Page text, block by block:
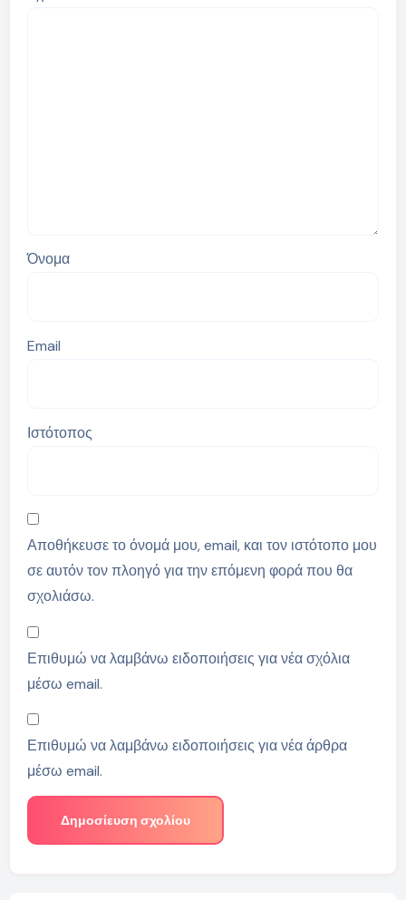
Όνομα
Email
Ιστότοπος
Αποθήκευσε το όνομά μου, email, και τον ιστότοπο μου
σε αυτόν τον πλοηγό για την επόμενη φορά που θα
σχολιάσω.
Επιθυμώ να λαμβάνω ειδοποιήσεις για νέα σχόλια
μέσω email.
Επιθυμώ να λαμβάνω ειδοποιήσεις για νέα άρθρα
μέσω email.